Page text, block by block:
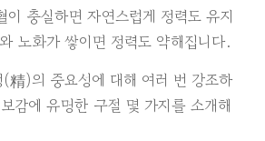
이 충실하면 자연스럽게 정력도 유지
노화가 쌓이면 정력도 약해집니다.
(精)의 중요성에 대해 여러 번 강조하
감에 유명한 구절 몇 가지를 소개해